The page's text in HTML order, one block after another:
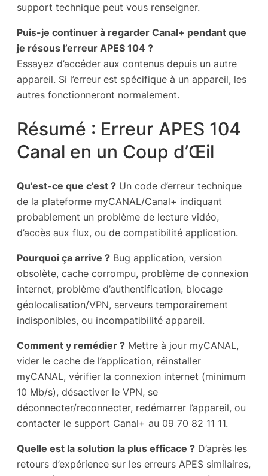
support technique peut vous renseigner.
Puis-je continuer à regarder Canal+ pendant que
je résous l’erreur APES 104 ?
Essayez d’accéder aux contenus depuis un autre
appareil. Si l’erreur est spécifique à un appareil, les
autres fonctionneront normalement.
Résumé : Erreur APES 104
Canal en un Coup d’Œil
Qu’est-ce que c’est ? Un code d’erreur technique
de la plateforme myCANAL/Canal+ indiquant
probablement un problème de lecture vidéo,
d’accès aux flux, ou de compatibilité application.
Pourquoi ça arrive ? Bug application, version
obsolète, cache corrompu, problème de connexion
internet, problème d’authentification, blocage
géolocalisation/VPN, serveurs temporairement
indisponibles, ou incompatibilité appareil.
Comment y remédier ? Mettre à jour myCANAL,
vider le cache de l’application, réinstaller
myCANAL, vérifier la connexion internet (minimum
10 Mb/s), désactiver le VPN, se
déconnecter/reconnecter, redémarrer l’appareil, ou
contacter le support Canal+ au 09 70 82 11 11.
Quelle est la solution la plus efficace ? D’après les
retours d’expérience sur les erreurs APES similaires,